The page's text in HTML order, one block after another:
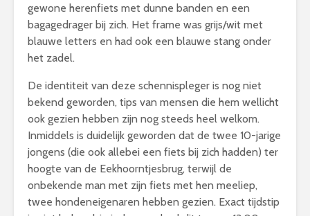
gewone herenfiets met dunne banden en een
bagagedrager bij zich. Het frame was grijs/wit met
blauwe letters en had ook een blauwe stang onder
het zadel.
De identiteit van deze schennispleger is nog niet
bekend geworden, tips van mensen die hem wellicht
ook gezien hebben zijn nog steeds heel welkom.
Inmiddels is duidelijk geworden dat de twee 10-jarige
jongens (die ook allebei een fiets bij zich hadden) ter
hoogte van de Eekhoorntjesbrug, terwijl de
onbekende man met zijn fiets met hen meeliep,
twee hondeneigenaren hebben gezien. Exact tijdstip